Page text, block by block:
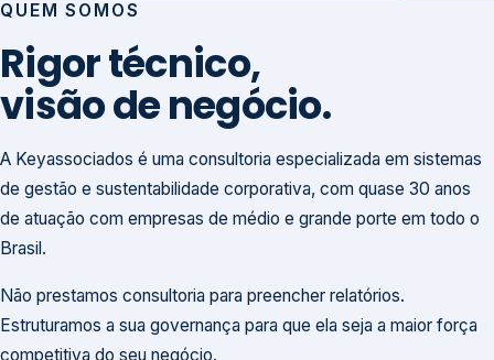
QUEM SOMOS
Rigor técnico,
visão de negócio.
A Keyassociados é uma consultoria especializada em sistemas
de gestão e sustentabilidade corporativa, com quase 30 anos
de atuação com empresas de médio e grande porte em todo o
Brasil.
Não prestamos consultoria para preencher relatórios.
Estruturamos a sua governança para que ela seja a maior força
competitiva do seu negócio.